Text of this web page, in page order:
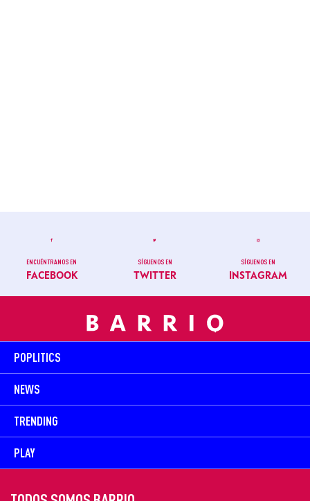
ENCUÉNTRANOS EN
FACEBOOK
SÍGUENOS EN
TWITTER
SÍGUENOS EN
INSTAGRAM
POPLITICS
NEWS
TRENDING
PLAY